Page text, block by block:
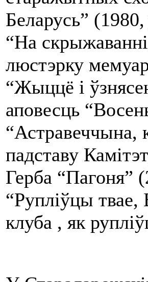
Беларусь”
“На
люстэрку
“Жыццё і
аповесць
“Астравеччына,
падставу
Герба “Пагоня”
“Рупліўцы твае,
клуба , як